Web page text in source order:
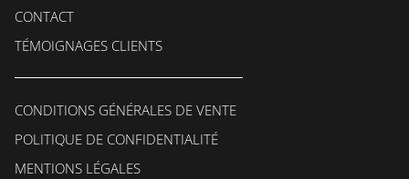
CONTACT
TÉMOIGNAGES CLIENTS
CONDITIONS GÉNÉRALES DE VENTE
POLITIQUE DE CONFIDENTIALITÉ
MENTIONS LÉGALES